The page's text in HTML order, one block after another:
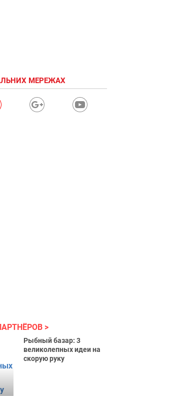
МЕРЕЖАХ
Рыбный базар: 3
великолепных идеи на
скорую руку